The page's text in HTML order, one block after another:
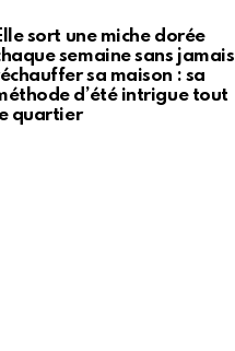
sort une miche dorée
semaine sans jamais
sa maison : sa
d’été intrigue tout
le quartier